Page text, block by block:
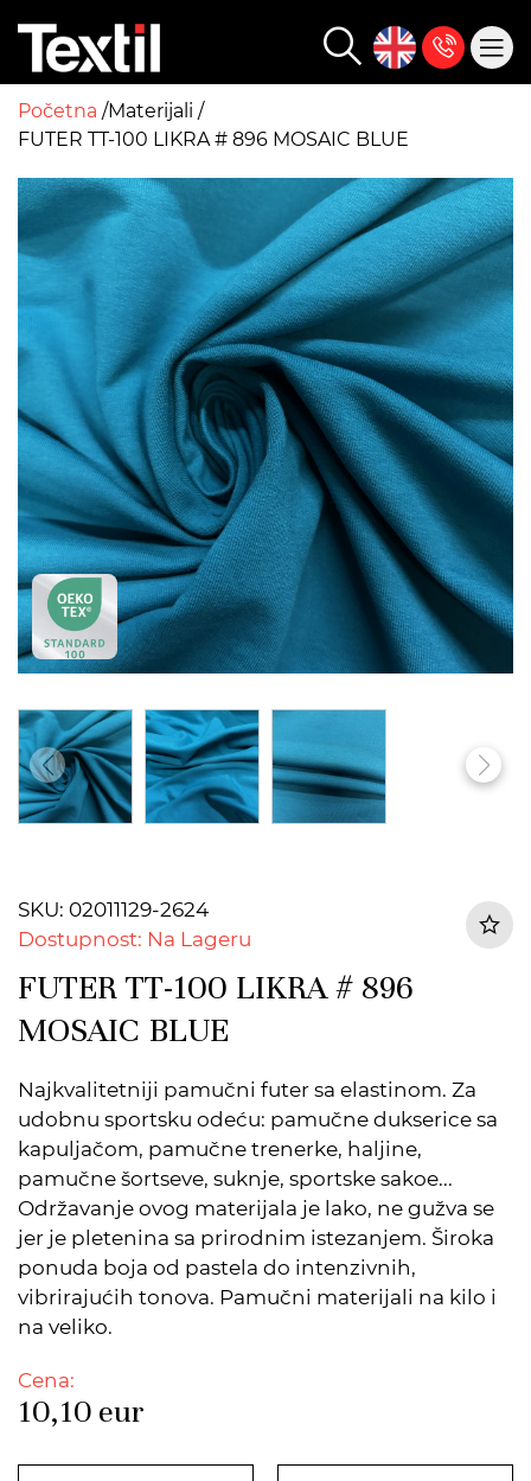
Početna Materijali
FUTER TT-100 LIKRA # 896 MOSAIC BLUE
SKU: 02011129-2624
Dostupnost: Na Lageru
FUTER TT-100 LIKRA # 896
MOSAIC BLUE
Najkvalitetniji pamučni futer sa elastinom. Za
udobnu sportsku odeću: pamučne dukserice sa
kapuljačom, pamučne trenerke, haljine,
pamučne šortseve, suknje, sportske sakoe...
Održavanje ovog materijala je lako, ne gužva se
jer je pletenina sa prirodnim istezanjem. Široka
ponuda boja od pastela do intenzivnih,
vibrirajućih tonova. Pamučni materijali na kilo i
na veliko.
Cena:
10,10 eur